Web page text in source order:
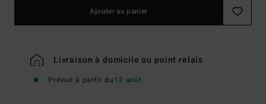
Ajouter au panier
Livraison à domicile ou point relais
Prévue à partir du12 août